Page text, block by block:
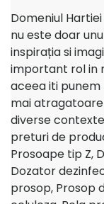
Domeniul
nu este doar
inspirația si
important rol in
aceea iti punem
mai
diverse
preturi de
Prosoape tip Z,
Dozator
prosop, Prosop